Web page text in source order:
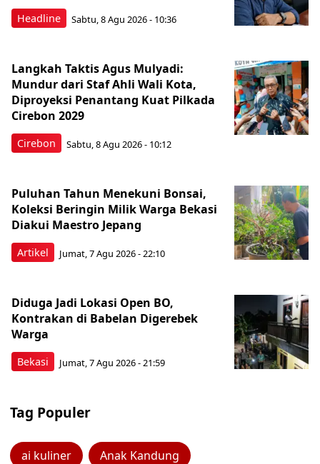
Headline Sabtu, 8 Agu 2026 - 10:36
Cirebon
Langkah Taktis Agus Mulyadi:
Mundur dari Staf Ahli Wali Kota,
Diproyeksi Penantang Kuat Pilkada
Cirebon 2029
Sabtu, 8 Agu 2026 - 10:12
Artikel
Puluhan Tahun Menekuni Bonsai,
Koleksi Beringin Milik Warga Bekasi
Diakui Maestro Jepang
Jumat, 7 Agu 2026 - 22:10
Bekasi
Diduga Jadi Lokasi Open BO,
Kontrakan di Babelan Digerebek
Warga
Jumat, 7 Agu 2026 - 21:59
Tag Populer
ai kuliner Anak Kandung